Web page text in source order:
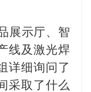
展示厅、智
线及激光焊
详细询问了
采取了什么